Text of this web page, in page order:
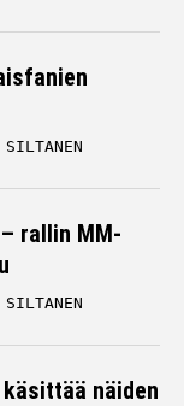
SILTANEN
rallin MM-
SILTANEN
näiden